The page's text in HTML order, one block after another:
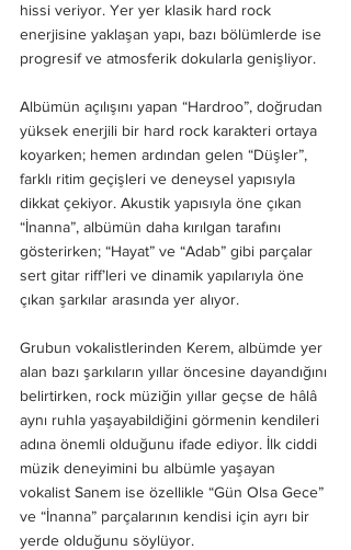
hissi veriyor. Yer yer klasik hard rock
enerjisine yaklaşan yapı, bazı bölümlerde ise
progresif ve atmosferik dokularla genişliyor.
Albümün açılışını yapan “Hardroo”, doğrudan
yüksek enerjili bir hard rock karakteri ortaya
koyarken; hemen ardından gelen “Düşler”,
farklı ritim geçişleri ve deneysel yapısıyla
dikkat çekiyor. Akustik yapısıyla öne çıkan
“İnanna”, albümün daha kırılgan tarafını
gösterirken; “Hayat” ve “Adab” gibi parçalar
sert gitar riff’leri ve dinamik yapılarıyla öne
çıkan şarkılar arasında yer alıyor.
Grubun vokalistlerinden Kerem, albümde yer
alan bazı şarkıların yıllar öncesine dayandığını
belirtirken, rock müziğin yıllar geçse de hâlâ
aynı ruhla yaşayabildiğini görmenin kendileri
adına önemli olduğunu ifade ediyor. İlk ciddi
müzik deneyimini bu albümle yaşayan
vokalist Sanem ise özellikle “Gün Olsa Gece”
ve “İnanna” parçalarının kendisi için ayrı bir
yerde olduğunu söylüyor.